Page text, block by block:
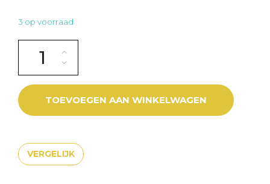
3 op voorraad
TOEVOEGEN AAN WINKELWAGEN
VERGELIJK